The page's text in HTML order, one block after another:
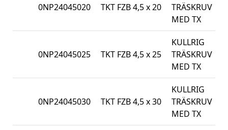
0NP24045020 TKT FZB 4,5 x 20
TRÄSKRUV
MED TX
0NP24045025 TKT FZB 4,5 x 25
KULLRIG
TRÄSKRUV
MED TX
0NP24045030 TKT FZB 4,5 x 30
KULLRIG
TRÄSKRUV
MED TX